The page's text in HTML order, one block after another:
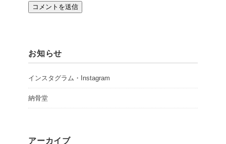
お知らせ
インスタグラム・Instagram
納骨堂
アーカイブ